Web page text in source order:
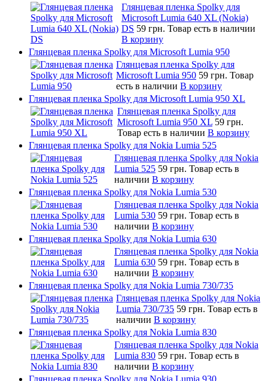
Глянцевая пленка Spolky для
Microsoft Lumia 640 XL (Nokia)
DS 59 грн. Товар есть в наличии
В корзину
Глянцевая пленка Spolky для Microsoft Lumia 950
Глянцевая пленка Spolky для
Microsoft Lumia 950 59 грн. Товар
есть в наличии В корзину
Глянцевая пленка Spolky для Microsoft Lumia 950 XL
Глянцевая пленка Spolky для
Microsoft Lumia 950 XL 59 грн.
Товар есть в наличии В корзину
Глянцевая пленка Spolky для Nokia Lumia 525
Глянцевая пленка Spolky для Nokia
Lumia 525 59 грн. Товар есть в
наличии В корзину
Глянцевая пленка Spolky для Nokia Lumia 530
Глянцевая пленка Spolky для Nokia
Lumia 530 59 грн. Товар есть в
наличии В корзину
Глянцевая пленка Spolky для Nokia Lumia 630
Глянцевая пленка Spolky для Nokia
Lumia 630 59 грн. Товар есть в
наличии В корзину
Глянцевая пленка Spolky для Nokia Lumia 730/735
Глянцевая пленка Spolky для Nokia
Lumia 730/735 59 грн. Товар есть в
наличии В корзину
Глянцевая пленка Spolky для Nokia Lumia 830
Глянцевая пленка Spolky для Nokia
Lumia 830 59 грн. Товар есть в
наличии В корзину
Глянцевая пленка Spolky для Nokia Lumia 930